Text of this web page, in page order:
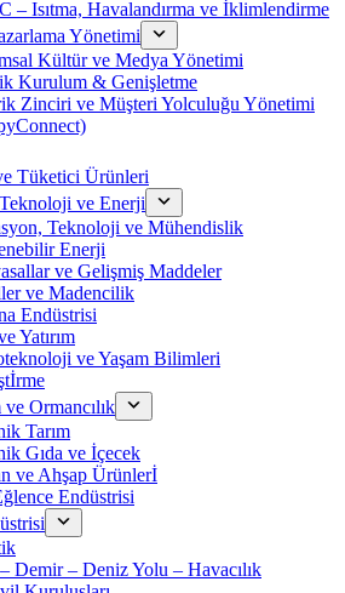
– Isıtma, Havalandırma ve İklimlendirme
Yönetimi
Kültür ve Medya Yönetimi
Kurulum & Genişletme
Zinciri ve Müşteri Yolculuğu Yönetimi
Tüketici Ürünleri
ve Enerji
Teknoloji ve Mühendislik
Enerji
ve Gelişmiş Maddeler
ve Madencilik
Endüstrisi
Yatırım
ve Yaşam Bilimleri
ve Ormancılık
Tarım
Gıda ve İçecek
ve Ahşap Ürünlerİ
Endüstrisi
Demir – Deniz Yolu – Havacılık